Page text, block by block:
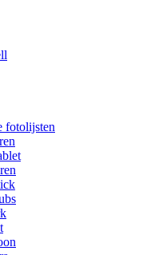
fotolijsten